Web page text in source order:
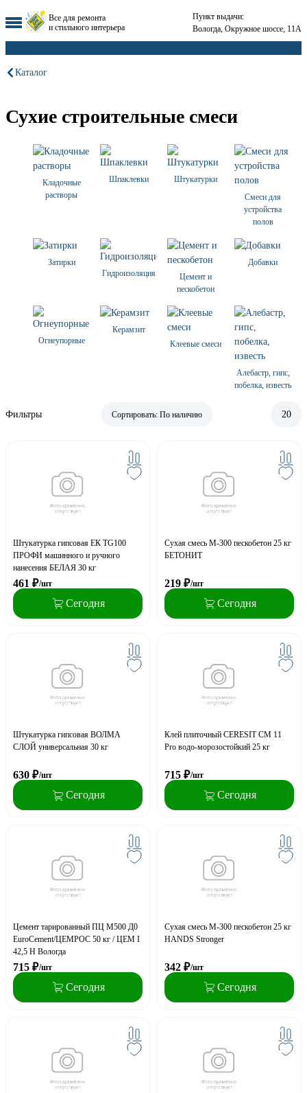
Все для ремонта
и стильного интерьера
Пункт выдачи:
Вологда, Окружное шоссе, 11А
Каталог
Сухие строительные смеси
Кладочные
растворы
Шпаклевки
Штукатурки
Смеси для
устройства
полов
Затирки
Гидроизоляция
Цемент и
пескобетон
Добавки
Огнеупорные
Керамзит
Клеевые смеси
Алебастр, гипс,
побелка, известь
Фильтры Сортировать: По наличию 20
Штукатурка гипсовая ЕК TG100
ПРОФИ машинного и ручного
нанесения БЕЛАЯ 30 кг
461 ₽/шт
Сегодня
Сухая смесь М-300 пескобетон 25 кг
БЕТОНИТ
219 ₽/шт
Сегодня
Штукатурка гипсовая ВОЛМА
СЛОЙ универсальная 30 кг
630 ₽/шт
Сегодня
Клей плиточный CERESIT CM 11
Pro водо-морозостойкий 25 кг
715 ₽/шт
Сегодня
Цемент тарированный ПЦ М500 Д0
EuroCement/ЦЕМРОС 50 кг / ЦЕМ I
42,5 Н Вологда
715 ₽/шт
Сегодня
Сухая смесь М-300 пескобетон 25 кг
HANDS Stronger
342 ₽/шт
Сегодня